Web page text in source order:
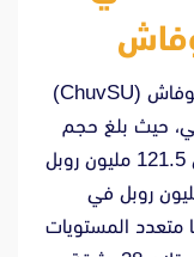
في عام 2023، حققت جامعة ولاية تشوفاش (ChuvSU)
حيث بلغ حجم
البحوث المشتركة مع الشركاء الصناعيين 121.5 مليون روبل
العلوم التطبيقية، و47.7 مليون روبل في
متعدد المستويات